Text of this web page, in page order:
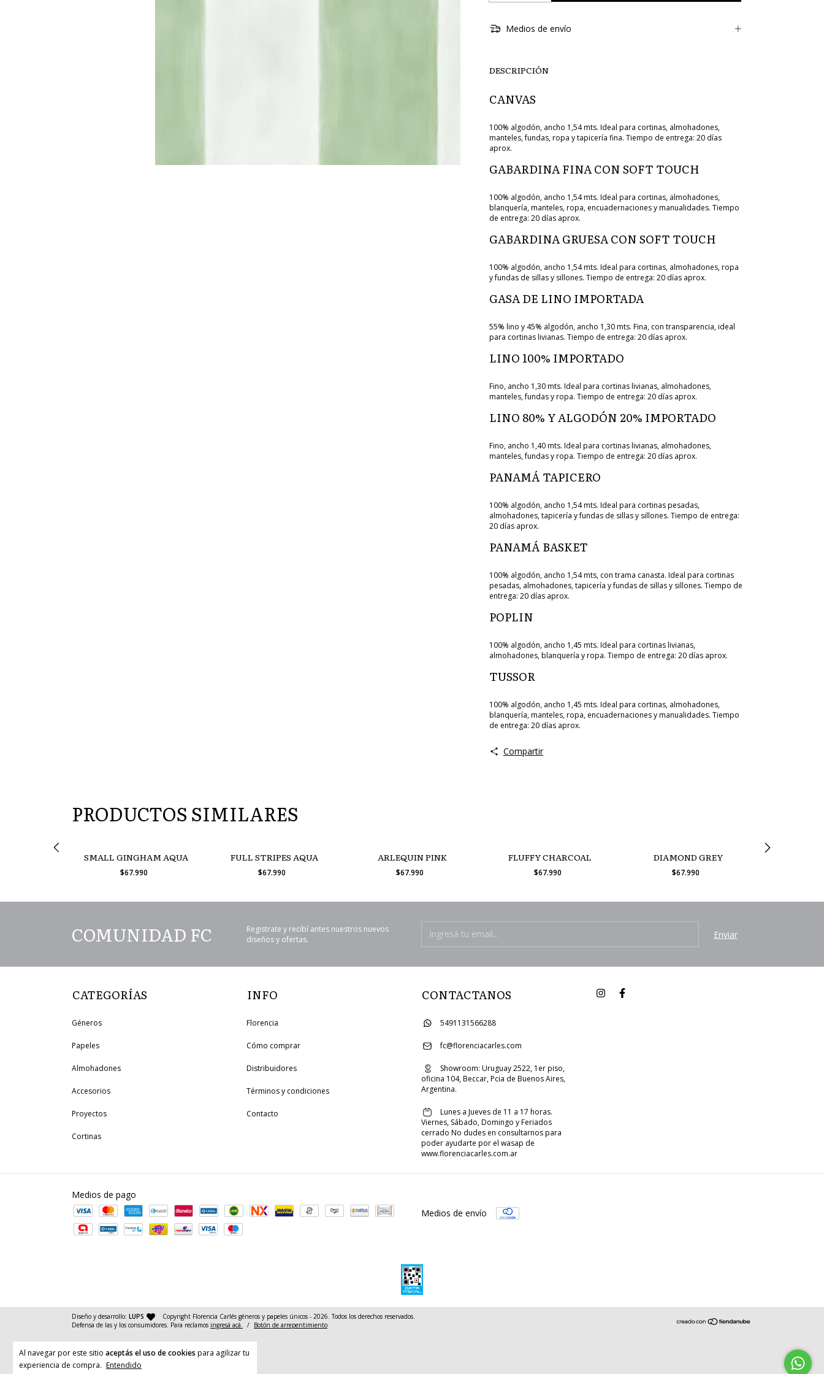
Al navegar por este sitio aceptás el uso de cookies para agilizar tu
experiencia de compra. Entendido
Medios de envío
DESCRIPCIÓN
CANVAS
100% algodón, ancho 1,54 mts. Ideal para cortinas, almohadones,
manteles, fundas, ropa y tapicería fina. Tiempo de entrega: 20 días
aprox.
GABARDINA FINA CON SOFT TOUCH
100% algodón, ancho 1,54 mts. Ideal para cortinas, almohadones,
blanquería, manteles, ropa, encuadernaciones y manualidades. Tiempo
de entrega: 20 días aprox.
GABARDINA GRUESA CON SOFT TOUCH
100% algodón, ancho 1,54 mts. Ideal para cortinas, almohadones, ropa
y fundas de sillas y sillones. Tiempo de entrega: 20 días aprox.
GASA DE LINO IMPORTADA
55% lino y 45% algodón, ancho 1,30 mts. Fina, con transparencia, ideal
para cortinas livianas. Tiempo de entrega: 20 días aprox.
LINO 100% IMPORTADO
Fino, ancho 1,30 mts. Ideal para cortinas livianas, almohadones,
manteles, fundas y ropa. Tiempo de entrega: 20 días aprox.
LINO 80% Y ALGODÓN 20% IMPORTADO
Fino, ancho 1,40 mts. Ideal para cortinas livianas, almohadones,
manteles, fundas y ropa. Tiempo de entrega: 20 días aprox.
PANAMÁ TAPICERO
100% algodón, ancho 1,54 mts. Ideal para cortinas pesadas,
almohadones, tapicería y fundas de sillas y sillones. Tiempo de entrega:
20 días aprox.
PANAMÁ BASKET
100% algodón, ancho 1,54 mts, con trama canasta. Ideal para cortinas
pesadas, almohadones, tapicería y fundas de sillas y sillones. Tiempo de
entrega: 20 días aprox.
POPLIN
100% algodón, ancho 1,45 mts. Ideal para cortinas livianas,
almohadones, blanquería y ropa. Tiempo de entrega: 20 días aprox.
TUSSOR
100% algodón, ancho 1,45 mts. Ideal para cortinas, almohadones,
blanquería, manteles, ropa, encuadernaciones y manualidades. Tiempo
de entrega: 20 días aprox.
Compartir
PRODUCTOS SIMILARES
SMALL GINGHAM AQUA
$67.990
FULL STRIPES AQUA
$67.990
ARLEQUIN PINK
$67.990
FLUFFY CHARCOAL
$67.990
DIAMOND GREY
$67.990
COMUNIDAD FC
Registrate y recibí antes nuestros nuevos
diseños y ofertas.
CATEGORÍAS
Géneros
Papeles
Almohadones
Accesorios
Proyectos
Cortinas
INFO
Florencia
Cómo comprar
Distribuidores
Términos y condiciones
Contacto
CONTACTANOS
5491131566288
fc@florenciacarles.com
Showroom: Uruguay 2522, 1er piso,
oficina 104, Beccar, Pcia de Buenos Aires,
Argentina.
Lunes a Jueves de 11 a 17 horas.
Viernes, Sábado, Domingo y Feriados
cerrado No dudes en consultarnos para
poder ayudarte por el wasap de
www.florenciacarles.com.ar
Medios de pago
Medios de envío
Diseño y desarrollo: LUPS — agencia de diseño y desarrollo web
Copyright Florencia Carlés géneros y papeles únicos - 2026. Todos los derechos reservados.
Defensa de las y los consumidores. Para reclamos ingresá acá. / Botón de arrepentimiento